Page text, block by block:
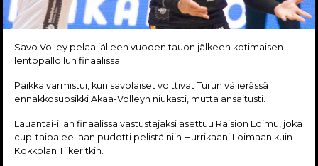
Savo Volley pelaa jälleen vuoden tauon jälkeen kotimaisen
lentopalloilun finaalissa.
Paikka varmistui, kun savolaiset voittivat Turun välierässä
ennakkosuosikki Akaa-Volleyn niukasti, mutta ansaitusti.
Lauantai-illan finaalissa vastustajaksi asettuu Raision Loimu, joka
cup-taipaleellaan pudotti pelistä niin Hurrikaani Loimaan kuin
Kokkolan Tiikeritkin.